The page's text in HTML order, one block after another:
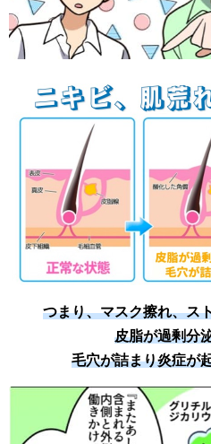
つまり、マスク擦れ、ス
皮脂が過剰分
毛穴が詰まり炎症が